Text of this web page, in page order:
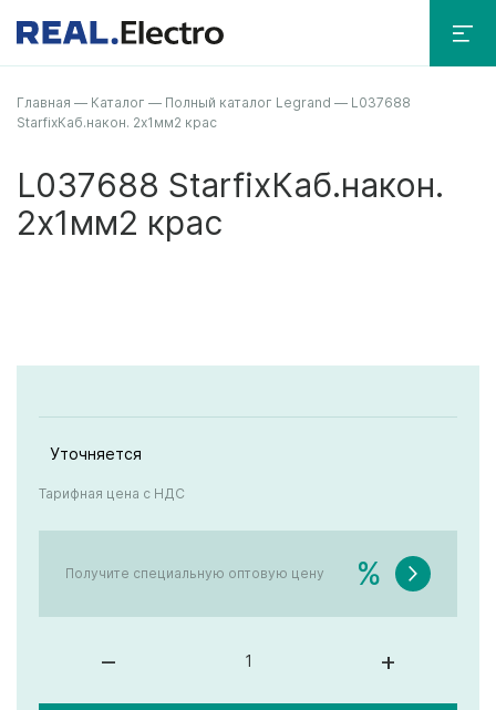
Главная — Каталог — Полный каталог Legrand — L037688
StarfixКаб.након. 2х1мм2 крас
L037688 StarfixКаб.након.
2х1мм2 крас
Уточняется
Тарифная цена с НДС
Получите специальную оптовую цену %
– +